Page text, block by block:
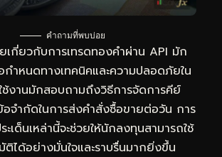
คำถามที่พบบ่อย
กี่ยวกับการเทรดทองคำผ่าน API มัก
ำหนดทางเทคนิคและความปลอดภัยใน
ช้งานมักสอบถามถึงวิธีการจัดการคีย์
อจำกัดในการส่งคำสั่งซื้อขายต่อวัน การ
ะเด็นเหล่านี้จะช่วยให้นักลงทุนสามารถใช้
ติได้อย่างมั่นใจและราบรื่นมากยิ่งขึ้น